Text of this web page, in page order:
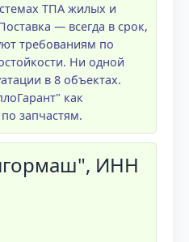
ТПА жилых и
— всегда в срок,
требованиям по
Ни одной
в 8 объектах.
как
запчастям.
ИНН